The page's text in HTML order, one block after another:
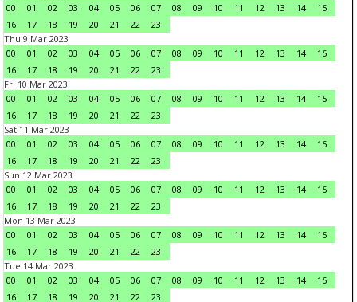
00
01 02 03 04 05 06 07 08 09 10 11 12 13 14
15
16
17 18 19 20 21 22
23
Thu 9 Mar 2023
00
01 02 03 04 05 06 07 08 09 10 11 12 13 14
15
16
17 18 19 20 21 22
23
Fri 10 Mar 2023
00
01 02 03 04 05 06 07 08 09 10 11 12 13 14
15
16
17 18 19 20 21 22
23
Sat 11 Mar 2023
00
01 02 03 04 05 06 07 08 09 10 11 12 13 14
15
16
17 18 19 20 21 22
23
Sun 12 Mar 2023
00
01 02 03 04 05 06 07 08 09 10 11 12 13 14
15
16
17 18 19 20 21 22
23
Mon 13 Mar 2023
00
01 02 03 04 05 06 07 08 09 10 11 12 13 14
15
16
17 18 19 20 21 22
23
Tue 14 Mar 2023
00
01 02 03 04 05 06 07 08 09 10 11 12 13 14
15
16
17 18 19 20 21 22 23